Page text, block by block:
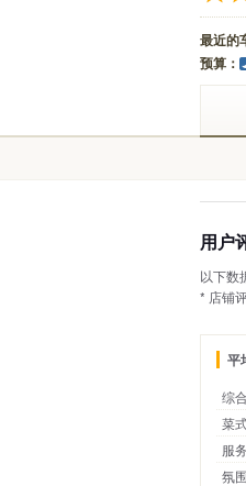
最近的
预算：
用户
以下数
* 店铺
平
综合
菜
服务
氛围